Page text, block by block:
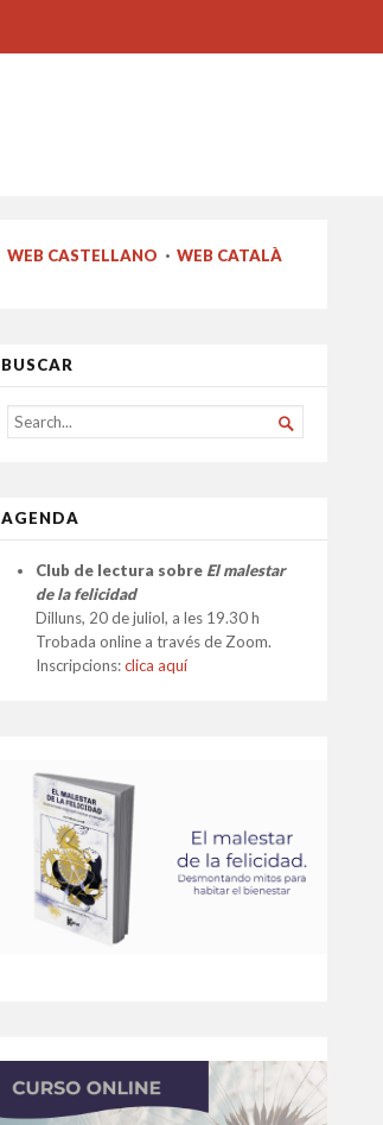
WEB CASTELLANO · WEB CATALÀ
BUSCAR
SEARCH
FOR...

AGENDA
Club de lectura sobre El malestar
de la felicidad
Dilluns, 20 de juliol, a les 19.30 h
Trobada online a través de Zoom.
Inscripcions:clica aquí